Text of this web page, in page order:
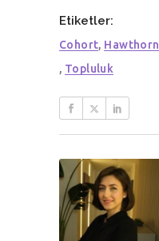
Etiketler:
Cohort, Hawthorn
, Topluluk